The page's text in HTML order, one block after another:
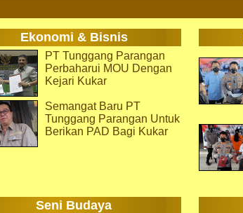
Ekonomi & Bisnis
PT Tunggang Parangan
Perbaharui MOU Dengan
Kejari Kukar
Semangat Baru PT
Tunggang Parangan Untuk
Berikan PAD Bagi Kukar
Seni Budaya